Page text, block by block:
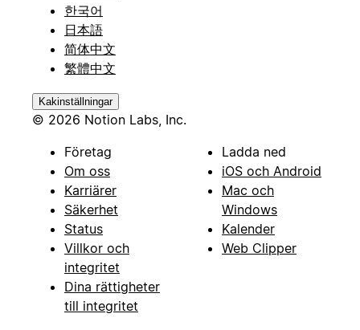
한국어
日本語
简体中文
繁體中文
Kakinställningar
© 2026 Notion Labs, Inc.
Företag
Om oss
Karriärer
Säkerhet
Status
Villkor och
integritet
Dina rättigheter
till integritet
Ladda ned
iOS och Android
Mac och
Windows
Kalender
Web Clipper